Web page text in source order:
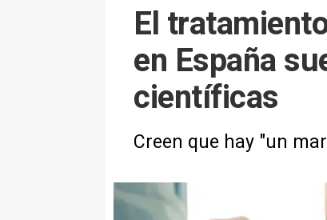
El
en España
científicas
Creen que hay "un